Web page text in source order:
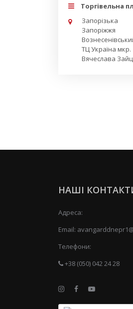
Торгівельна
Запорізька
Запоріжжя
ТЦ Україна мкр.
Вячеслава
НАШІ
Адреса:
Email:
Телефони:
+38 (050) 042 24 28